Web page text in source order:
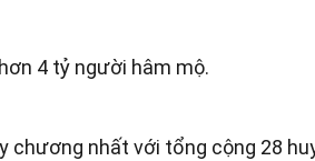
4 tỷ người hâm mộ.
chương nhất với tổng cộng 28